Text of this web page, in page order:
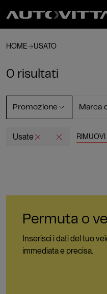
HOME USATO
0 risultati
Promozione Marca
Usate RIMUOVI
Permuta o
Inserisci i dati del tuo
immediata e precisa.